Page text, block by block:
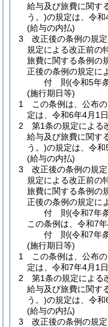
給与及び旅費に関す
う。)の規定は、令和
(給与の内払)
3
改正後の条例の規
規定による改正前の
旅費に関する条例の
正後の条例の規定に
付 則(令和5年
(施行期日等)
1
この条例は、公布
定は、令和6年4月1
2
第1条の規定による
給与及び旅費に関す
う。)の規定は、令和
(給与の内払)
3
改正後の条例の規
規定による改正前の
旅費に関する条例の
正後の条例の規定に
付 則(令和7年
この条例は、令和7
付 則(令和7年
(施行期日等)
1
この条例は、公布
定は、令和7年4月1
2
第1条の規定による
給与及び旅費に関す
う。)の規定は、令和
(給与の内払)
3
改正後の条例の規